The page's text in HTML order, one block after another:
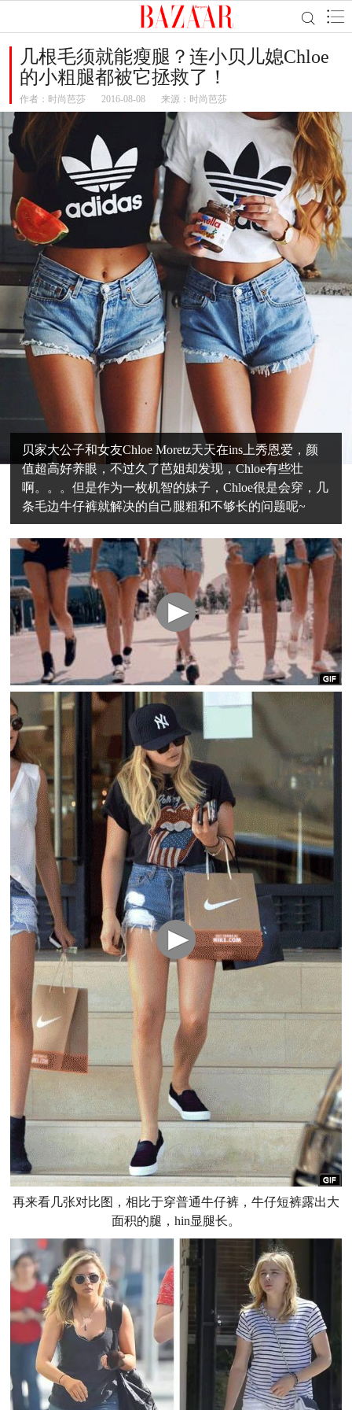
几根毛须就能瘦腿？连小贝儿媳Chloe
的小粗腿都被它拯救了！
作者： 时尚芭莎 2016-08-08 来源：时尚芭莎
贝家大公子和女友Chloe Moretz天天在ins上秀恩爱，颜
值超高好养眼，不过久了芭姐却发现，Chloe有些壮
啊。。。但是作为一枚机智的妹子，Chloe很是会穿，几
条毛边牛仔裤就解决的自己腿粗和不够长的问题呢~
再来看几张对比图，相比于穿普通牛仔裤，牛仔短裤露出大
面积的腿，hin显腿长。